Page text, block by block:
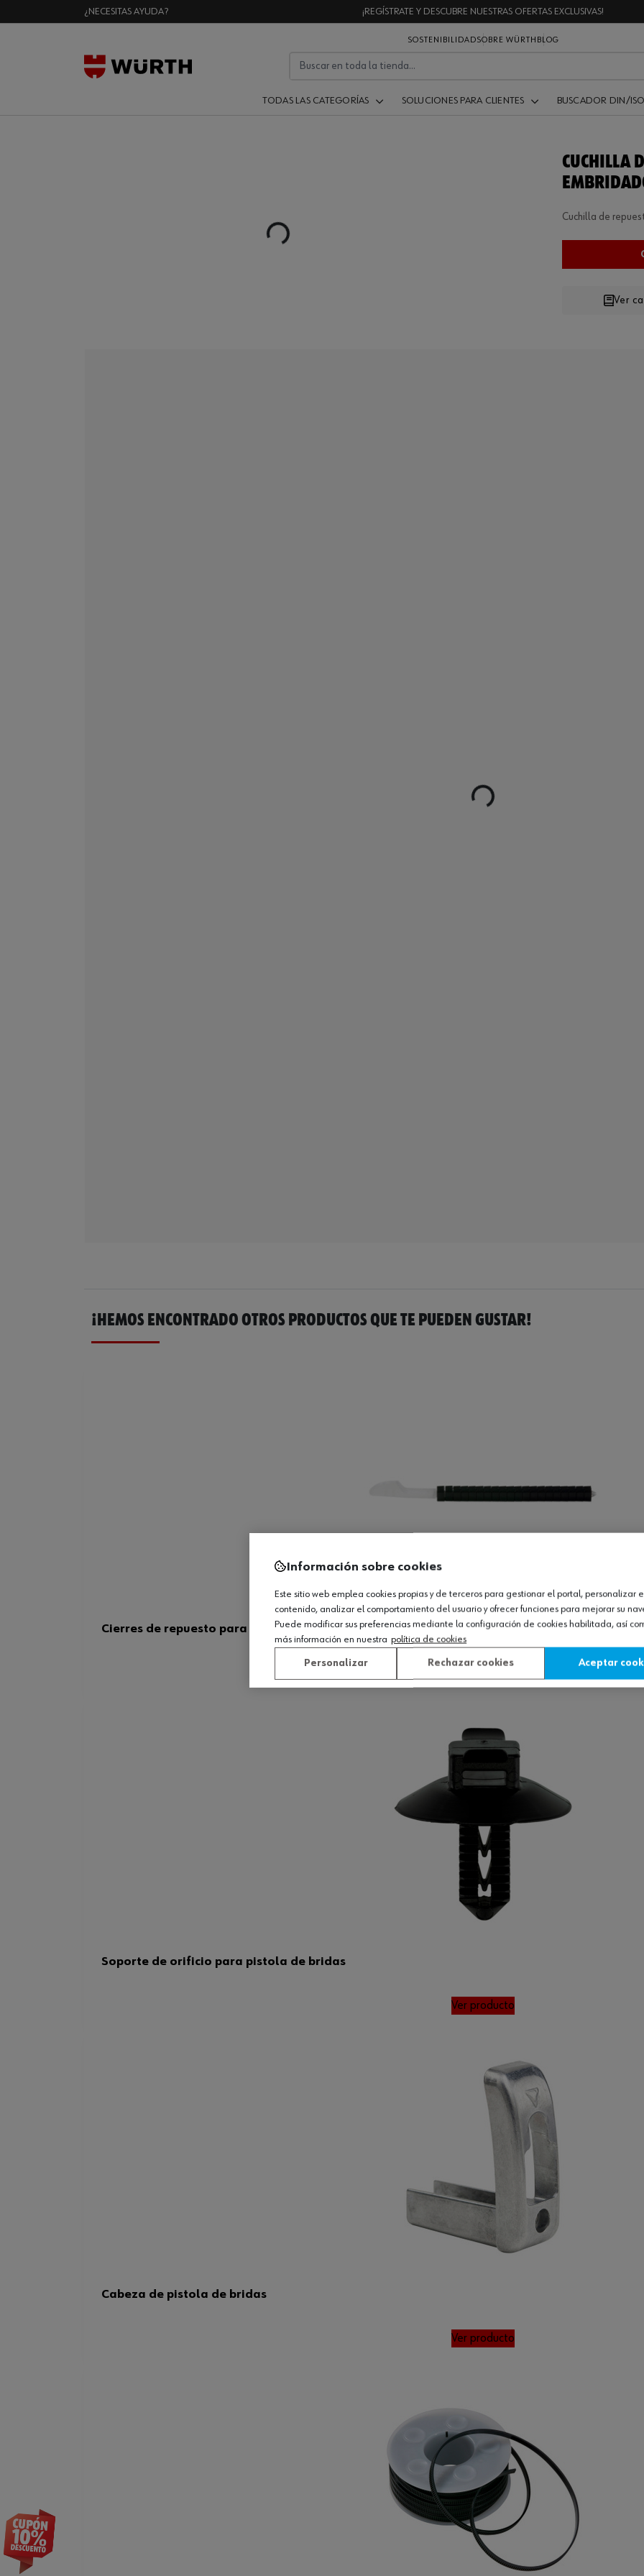
¿NECESITAS AYUDA? ¡REGÍSTRATE Y DESCUBRE NUESTRAS OFERTAS EXCLUSIVAS!
SOSTENIBILIDADSOBRE WÜRTH BLOG
TODAS LAS CATEGORÍAS SOLUCIONES PARA CLIENTES BUSCADOR DIN/ISO
Loading...
CUCHILLA
Cuchilla de
Ver
¡HEMOS ENCONTRADO OTROS PRODUCTOS QUE TE PUEDEN GUSTAR!
Cierres de repuesto para pistola bridas cables
Soporte de orificio para pistola de bridas
Ver producto
Cabeza de pistola de bridas
Ver producto
Información sobre cookies
Este sitio web emplea cookies propias y de terceros para gestionar el portal, personalizar
contenido, analizar el comportamiento del usuario y ofrecer funciones para mejorar su
Puede modificar sus preferencias mediante la configuración de cookies habilitada, así
más información en nuestra política de cookies
Personalizar Rechazar cookies Aceptar